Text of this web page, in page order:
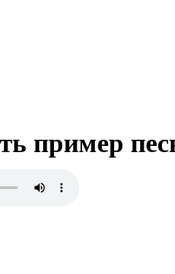
пример